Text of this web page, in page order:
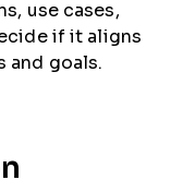
use cases,
if it aligns
and goals.